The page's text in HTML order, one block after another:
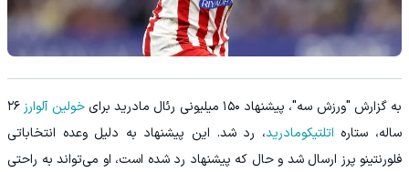
به گزارش "ورزش سه"، پیشنهاد ۱۵۰ میلیونی رئال مادرید برای خولین آلوارز ۲۶
ساله، ستاره اتلتیکومادرید، رد شد. این پیشنهاد به دلیل وعده انتخاباتی
فلورنتینو پرز ارسال شد و حال که پیشنهاد رد شده است، او می‌تواند به راحتی